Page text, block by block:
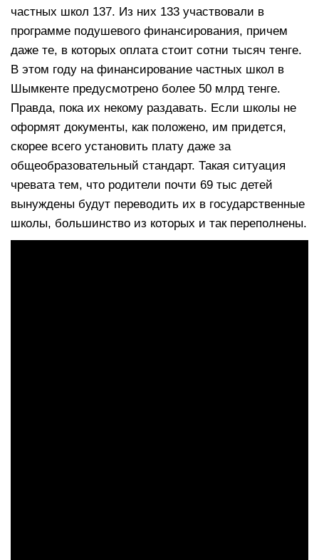
частных школ 137. Из них 133 участвовали в
программе подушевого финансирования, причем
даже те, в которых оплата стоит сотни тысяч тенге.
В этом году на финансирование частных школ в
Шымкенте предусмотрено более 50 млрд тенге.
Правда, пока их некому раздавать. Если школы не
оформят документы, как положено, им придется,
скорее всего установить плату даже за
общеобразовательный стандарт. Такая ситуация
чревата тем, что родители почти 69 тыс детей
вынуждены будут переводить их в государственные
школы, большинство из которых и так переполнены.